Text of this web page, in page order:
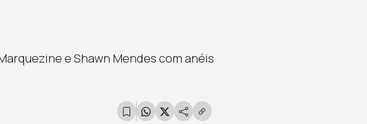
e Shawn Mendes com anéis